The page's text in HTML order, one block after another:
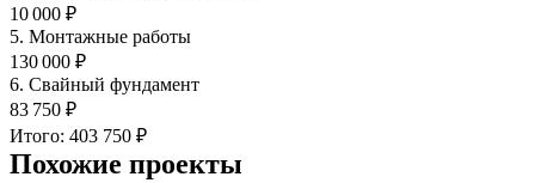
10 000 ₽
5. Монтажные работы
130 000 ₽
6. Свайный фундамент
83 750 ₽
Итого: 403 750 ₽
Похожие проекты